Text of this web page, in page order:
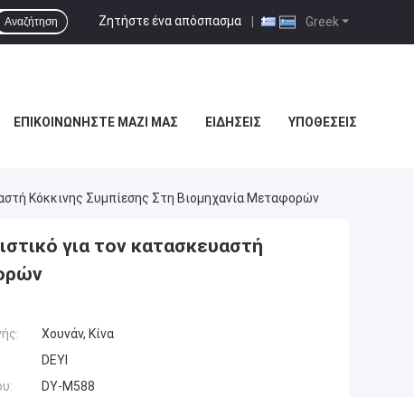
Greek
Ζητήστε ένα απόσπασμα |
Αναζήτηση
ΕΠΙΚΟΙΝΩΝΉΣΤΕ ΜΑΖΊ ΜΑΣ ΕΙΔΉΣΕΙΣ ΥΠΟΘΈΣΕΙΣ
Κόκκινης Συμπίεσης Στη Βιομηχανία Μεταφορών
για τον κατασκευαστή
Χουνάν, Κίνα
DEYI
DY-M588